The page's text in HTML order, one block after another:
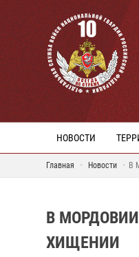
НОВОСТИ
Главная Новости В
В
ХИЩЕНИИ